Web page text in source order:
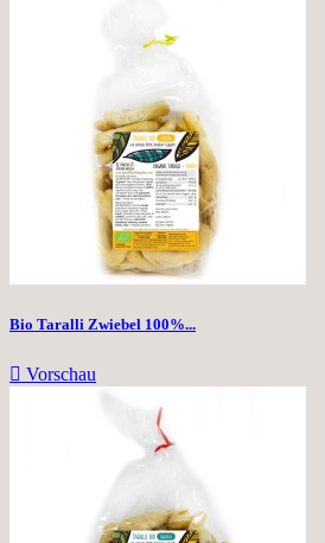
Bio Taralli Zwiebel 100%...
 Vorschau